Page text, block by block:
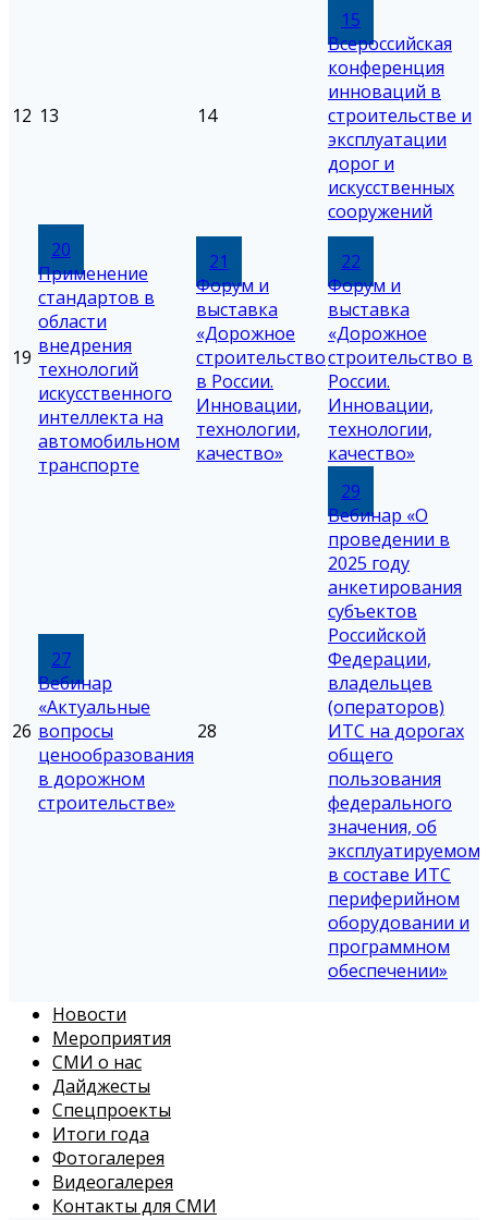
12 13 14
15
Всероссийская
конференция
инноваций в
строительстве и
эксплуатации
дорог и
искусственных
сооружений
19
20
Применение
стандартов в
области
внедрения
технологий
искусственного
интеллекта на
автомобильном
транспорте
21
Форум и
выставка
«Дорожное
строительство
в России.
Инновации,
технологии,
качество»
22
Форум и
выставка
«Дорожное
строительство в
России.
Инновации,
технологии,
качество»
26
27
Вебинар
«Актуальные
вопросы
ценообразования
в дорожном
строительстве»
28
29
Вебинар «О
проведении в
2025 году
анкетирования
субъектов
Российской
Федерации,
владельцев
(операторов)
ИТС на дорогах
общего
пользования
федерального
значения, об
эксплуатируемом
в составе ИТС
периферийном
оборудовании и
программном
обеспечении»
Новости
Мероприятия
СМИ о нас
Дайджесты
Спецпроекты
Итоги года
Фотогалерея
Видеогалерея
Контакты для СМИ